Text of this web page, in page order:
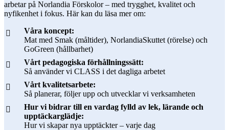
arbetar på Norlandia Förskolor – med trygghet, kvalitet och
nyfikenhet i fokus. Här kan du läsa mer om:
Våra koncept:
Mat med Smak (måltider), NorlandiaSkuttet (rörelse) och
GoGreen (hållbarhet)
Vårt pedagogiska förhållningssätt:
Så använder vi CLASS i det dagliga arbetet
Vårt kvalitetsarbete:
Så planerar, följer upp och utvecklar vi verksamheten
Hur vi bidrar till en vardag fylld av lek, lärande och
upptäckarglädje:
Hur vi skapar nya upptäckter – varje dag